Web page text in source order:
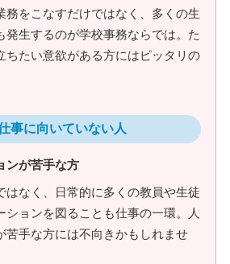
務をこなすだけではなく、多くの生
発生するのが学校事務ならでは。た
ちたい意欲がある方にはピッタリの
事に向いていない人
ンが苦手な方
はなく、日常的に多くの教員や生徒
ションを図ることも仕事の一環。人
苦手な方には不向きかもしれませ